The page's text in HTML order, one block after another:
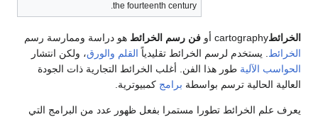
the fourteenth century.
cartography أو فن رسم الخرائطهو دراسة وممارسة رسم
. يستخدم لرسم الخرائط تقليدياًالقلم والورق، ولكن انتشار
الآليةطور هذا الفن. أغلب الخرائط التجارية ذات الجودة
الحالية ترسم بواسطةبرامج كمبيوترية.
علم الخرائط تطورا مستمرا بفعل ظهور عدد من البرامج التي